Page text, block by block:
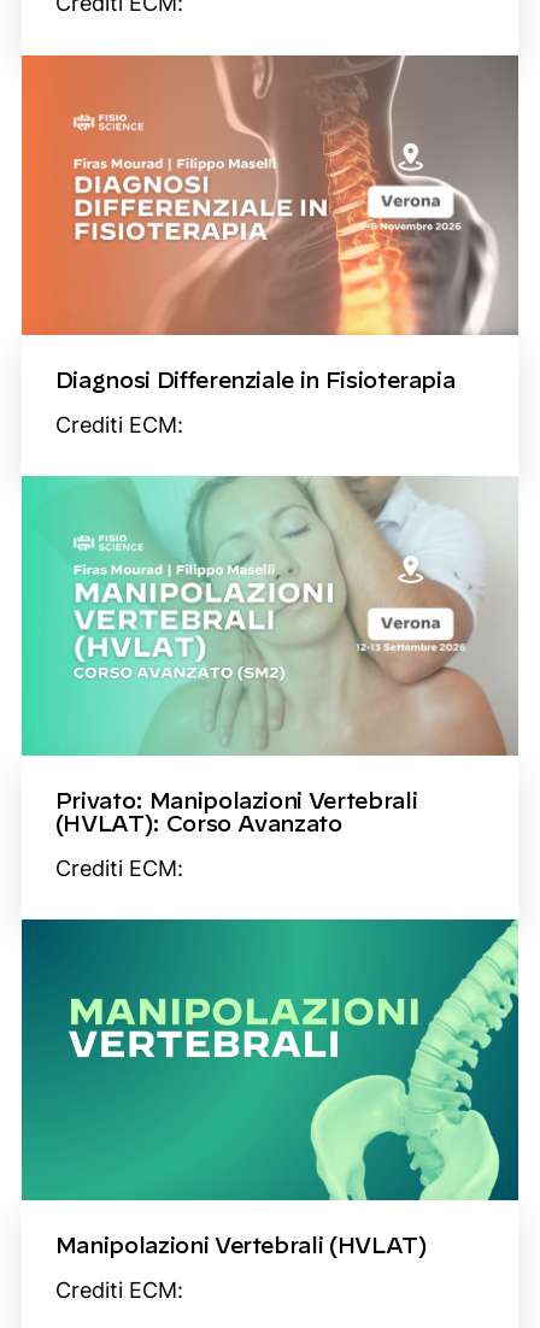
Diagnosi Differenziale in Fisioterapia
Crediti ECM:
Privato: Manipolazioni Vertebrali
(HVLAT): Corso Avanzato
Crediti ECM:
Manipolazioni Vertebrali (HVLAT)
Crediti ECM: